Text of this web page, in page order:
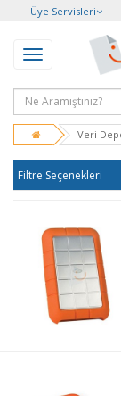
Üye Servisleri
Veri
Filtre Seçenekleri